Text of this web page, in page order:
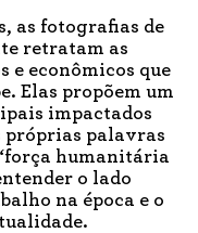
as fotografias de
retratam as
e econômicos que
Elas propõem um
impactados
próprias palavras
humanitária
o lado
na época e o